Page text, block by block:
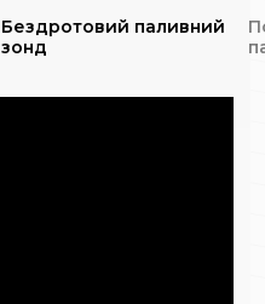
Бездротовий паливний
зонд